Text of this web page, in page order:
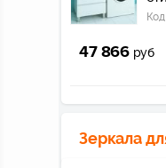
47 866 руб
Зеркала